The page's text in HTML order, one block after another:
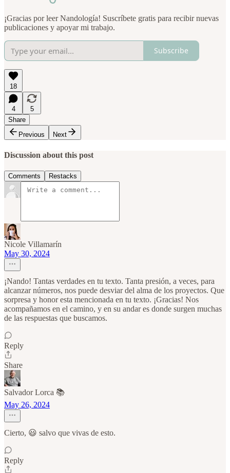
¡Gracias por leer Nandología! Suscríbete gratis para recibir nuevas
publicaciones y apoyar mi trabajo.
Subscribe
18
4
5
Share
Previous
Next
Discussion about this post
Comments Restacks
Nicole Villamarín
May 30, 2024
¡Nando! Tantas verdades en tu texto. Tanta presión, a veces, para
alcanzar números, nos puede desviar del alma de los proyectos. Que
sorpresa y honor esta mencionada en tu texto. ¡Gracias! Nos
acompañamos en el camino, y en su andar es donde surgen muchas
de las respuestas que buscamos.
Reply
Share
Salvador Lorca 📚
May 26, 2024
Cierto, 😃 salvo que vivas de esto.
Reply